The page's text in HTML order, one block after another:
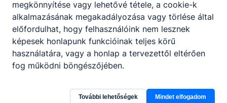
Szegedi SZC Gábor Dénes Technikum és
megkönnyítése vagy lehetővé tétele, a cookie-k
alkalmazásának megakadályozása vagy törlése által
előfordulhat, hogy felhasználóink nem lesznek
képesek honlapunk funkcióinak teljes körű
használatára, vagy a honlap a tervezettől eltérően
fog működni böngészőjében.
További lehetőségek Mindet elfogadom